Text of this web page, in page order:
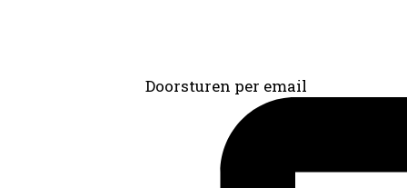
Doorsturen per email